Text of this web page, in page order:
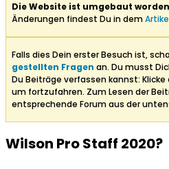
Die Website ist umgebaut worden
Änderungen findest Du in dem
Falls dies Dein erster Besuch ist,
gestellten Fragen an. Du musst
Du Beiträge verfassen kannst:
um fortzufahren. Zum Lesen der
entsprechende Forum aus der
Wilson Pro Staff 2020?